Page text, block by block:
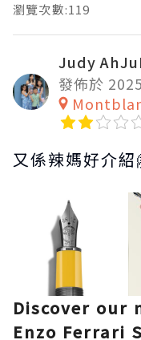
瀏覽次數:119
Judy
發佈於
又係辣媽好介紹
Discover our
Enzo Ferrari